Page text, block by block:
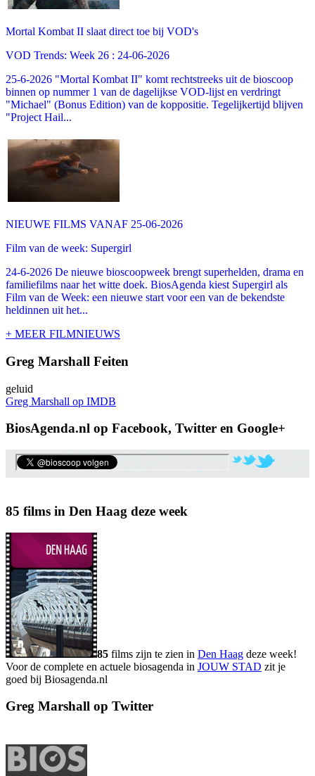
Mortal Kombat II slaat direct toe bij VOD's
VOD Trends: Week 26 : 24-06-2026
25-6-2026 "Mortal Kombat II" komt rechtstreeks uit de bioscoop
binnen op nummer 1 van de dagelijkse VOD-lijst en verdringt
"Michael" (Bonus Edition) van de koppositie. Tegelijkertijd blijven
"Project Hail...
NIEUWE FILMS VANAF 25-06-2026
Film van de week: Supergirl
24-6-2026 De nieuwe bioscoopweek brengt superhelden, drama en
familiefilms naar het witte doek. BiosAgenda kiest Supergirl als
Film van de Week: een nieuwe start voor een van de bekendste
heldinnen uit het...
+ MEER FILMNIEUWS
Greg Marshall Feiten
geluid
Greg Marshall op IMDB
BiosAgenda.nl op Facebook, Twitter en Google+
85 films in Den Haag deze week
85 films zijn te zien in Den Haag deze week!
Voor de complete en actuele biosagenda in JOUW STAD zit je
goed bij Biosagenda.nl
Greg Marshall op Twitter